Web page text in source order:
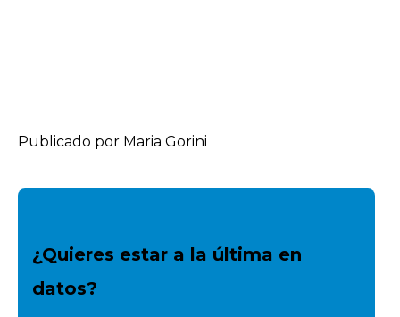
Publicado por Maria Gorini
¿Quieres estar a la última en
datos?